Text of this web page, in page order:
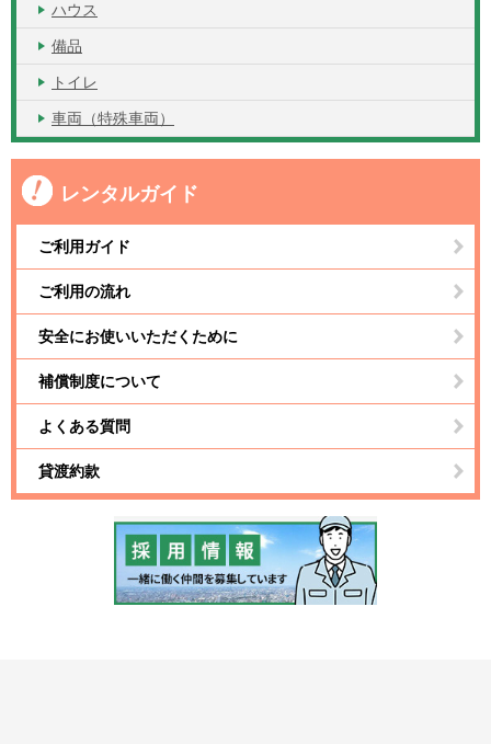
ハウス
備品
トイレ
車両（特殊車両）
レンタルガイド
ご利用ガイド
ご利用の流れ
安全にお使いいただくために
補償制度について
よくある質問
貸渡約款